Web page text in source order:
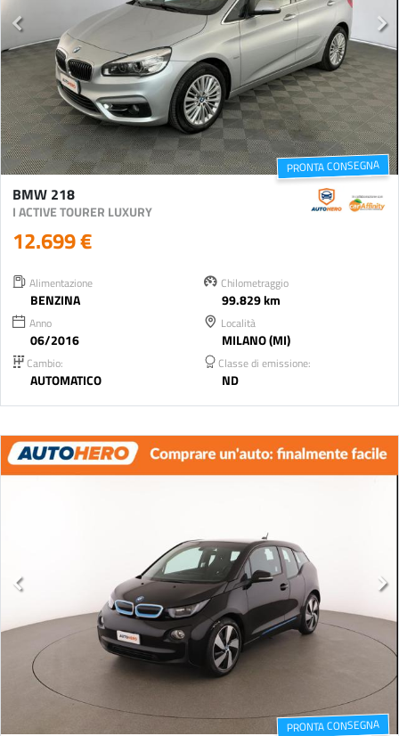
PRONTA CONSEGNA
BMW 218
I ACTIVE TOURER LUXURY
12.699 €
Alimentazione
BENZINA
Chilometraggio
99.829 km
Anno
06/2016
Località
MILANO (MI)
Cambio:
AUTOMATICO
Classe di emissione:
ND
PRONTA CONSEGNA